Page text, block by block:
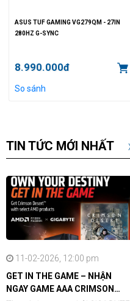
ASUS TUF GAMING VG279QM - 27IN
280HZ G-SYNC
8.990.000đ
So sánh
TIN TỨC MỚI NHẤT
11-02-2026, 12:00 pm
GET IN THE GAME – NHẬN
NGAY GAME AAA CRIMSON